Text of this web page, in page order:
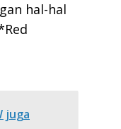
hal-hal
juga